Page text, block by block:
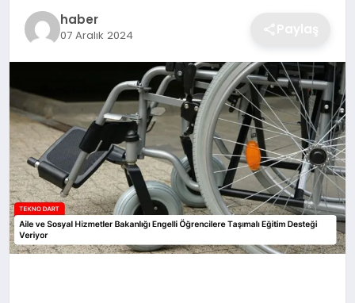
haber
07 Aralık 2024